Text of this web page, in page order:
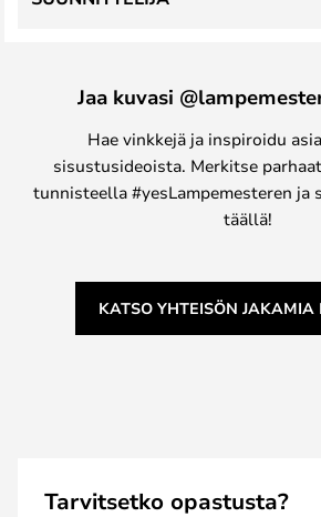
Jaa kuvasi
Hae vinkkejä ja inspiroidu
sisustusideoista. Merkitse
tunnisteella #yesLampemesteren ja
täällä!
KATSO YHTEISÖN JAKAMIA
Tarvitsetko opastusta?